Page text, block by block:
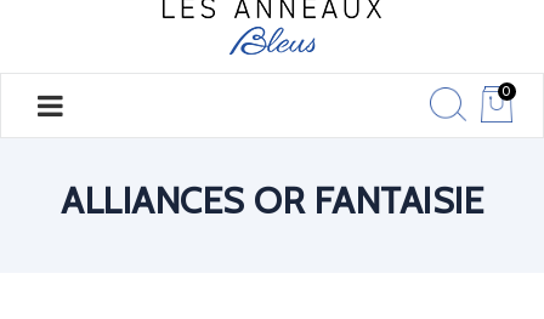
0
ALLIANCES OR FANTAISIE